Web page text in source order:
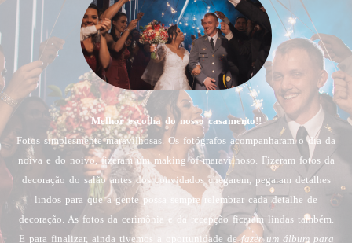
Melhor escolha do nosso casamento!!
Fotos simplesmente maravilhosas. Os fotógrafos acompanharam o dia da
noiva e do noivo, fizeram um making of maravilhoso. Fizeram fotos da
decoração do salão antes dos convidados chegarem, pegaram detalhes
lindos para que a gente possa sempre relembrar cada detalhe de
decoração. As fotos da cerimônia e da recepção ficaram lindas também.
E para finalizar, ainda tivemos a oportunidade defazer um álbum para